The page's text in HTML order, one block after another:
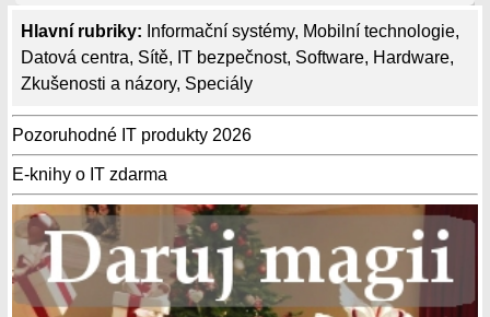
Hlavní rubriky: Informační systémy, Mobilní technologie,
Datová centra, Sítě, IT bezpečnost, Software, Hardware,
Zkušenosti a názory, Speciály
Pozoruhodné IT produkty 2026
E-knihy o IT zdarma